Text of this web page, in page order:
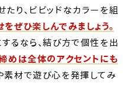
り、ビビッドなカラーを組
ぜひ楽しんでみましょう。
るなら、結び方で個性を出
めは全体のアクセントにも
素材で遊び心を発揮してみ